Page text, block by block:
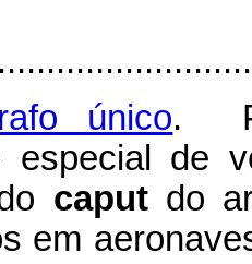
único.
especial de
caputdo
em